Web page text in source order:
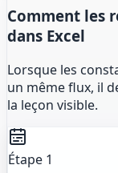
Comment les
dans Excel
Lorsque les
un même flux, il
la leçon visible.
Étape 1